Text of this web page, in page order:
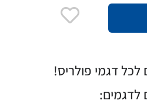
דגמי פולריס!
לדגמים: